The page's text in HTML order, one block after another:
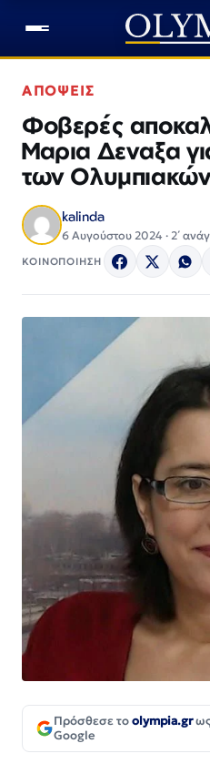
ΑΠΟΨΕΙΣ
Φοβερές
Μαρια Δεναξα
των
kalinda
6 Αυγούστου 2024 · 2΄
ΚΟΙΝΟΠΟΙΗΣΗ
Πρόσθεσε τοolympia.grως
Google